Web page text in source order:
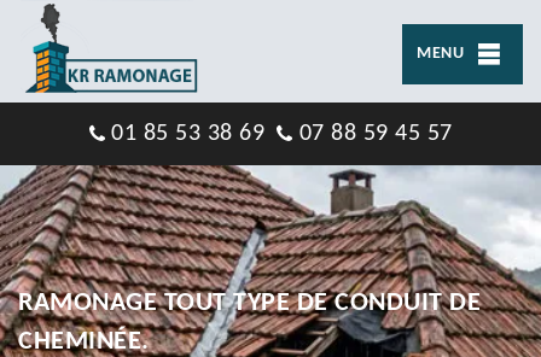
MENU
01 85 53 38 69 07 88 59 45 57
RAMONAGE TOUT TYPE DE CONDUIT DE
CHEMINÉE.